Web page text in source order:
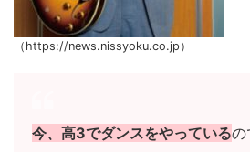
（https://news.nissyoku.co.jp）
今、高3でダンスをやっているの